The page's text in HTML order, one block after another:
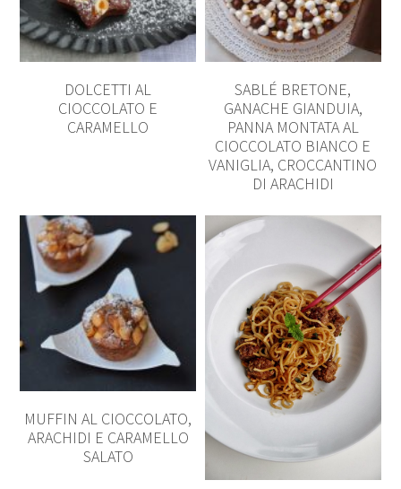
DOLCETTI AL
CIOCCOLATO E
CARAMELLO
SABLÉ BRETONE,
GANACHE GIANDUIA,
PANNA MONTATA AL
CIOCCOLATO BIANCO E
VANIGLIA, CROCCANTINO
DI ARACHIDI
MUFFIN AL CIOCCOLATO,
ARACHIDI E CARAMELLO
SALATO